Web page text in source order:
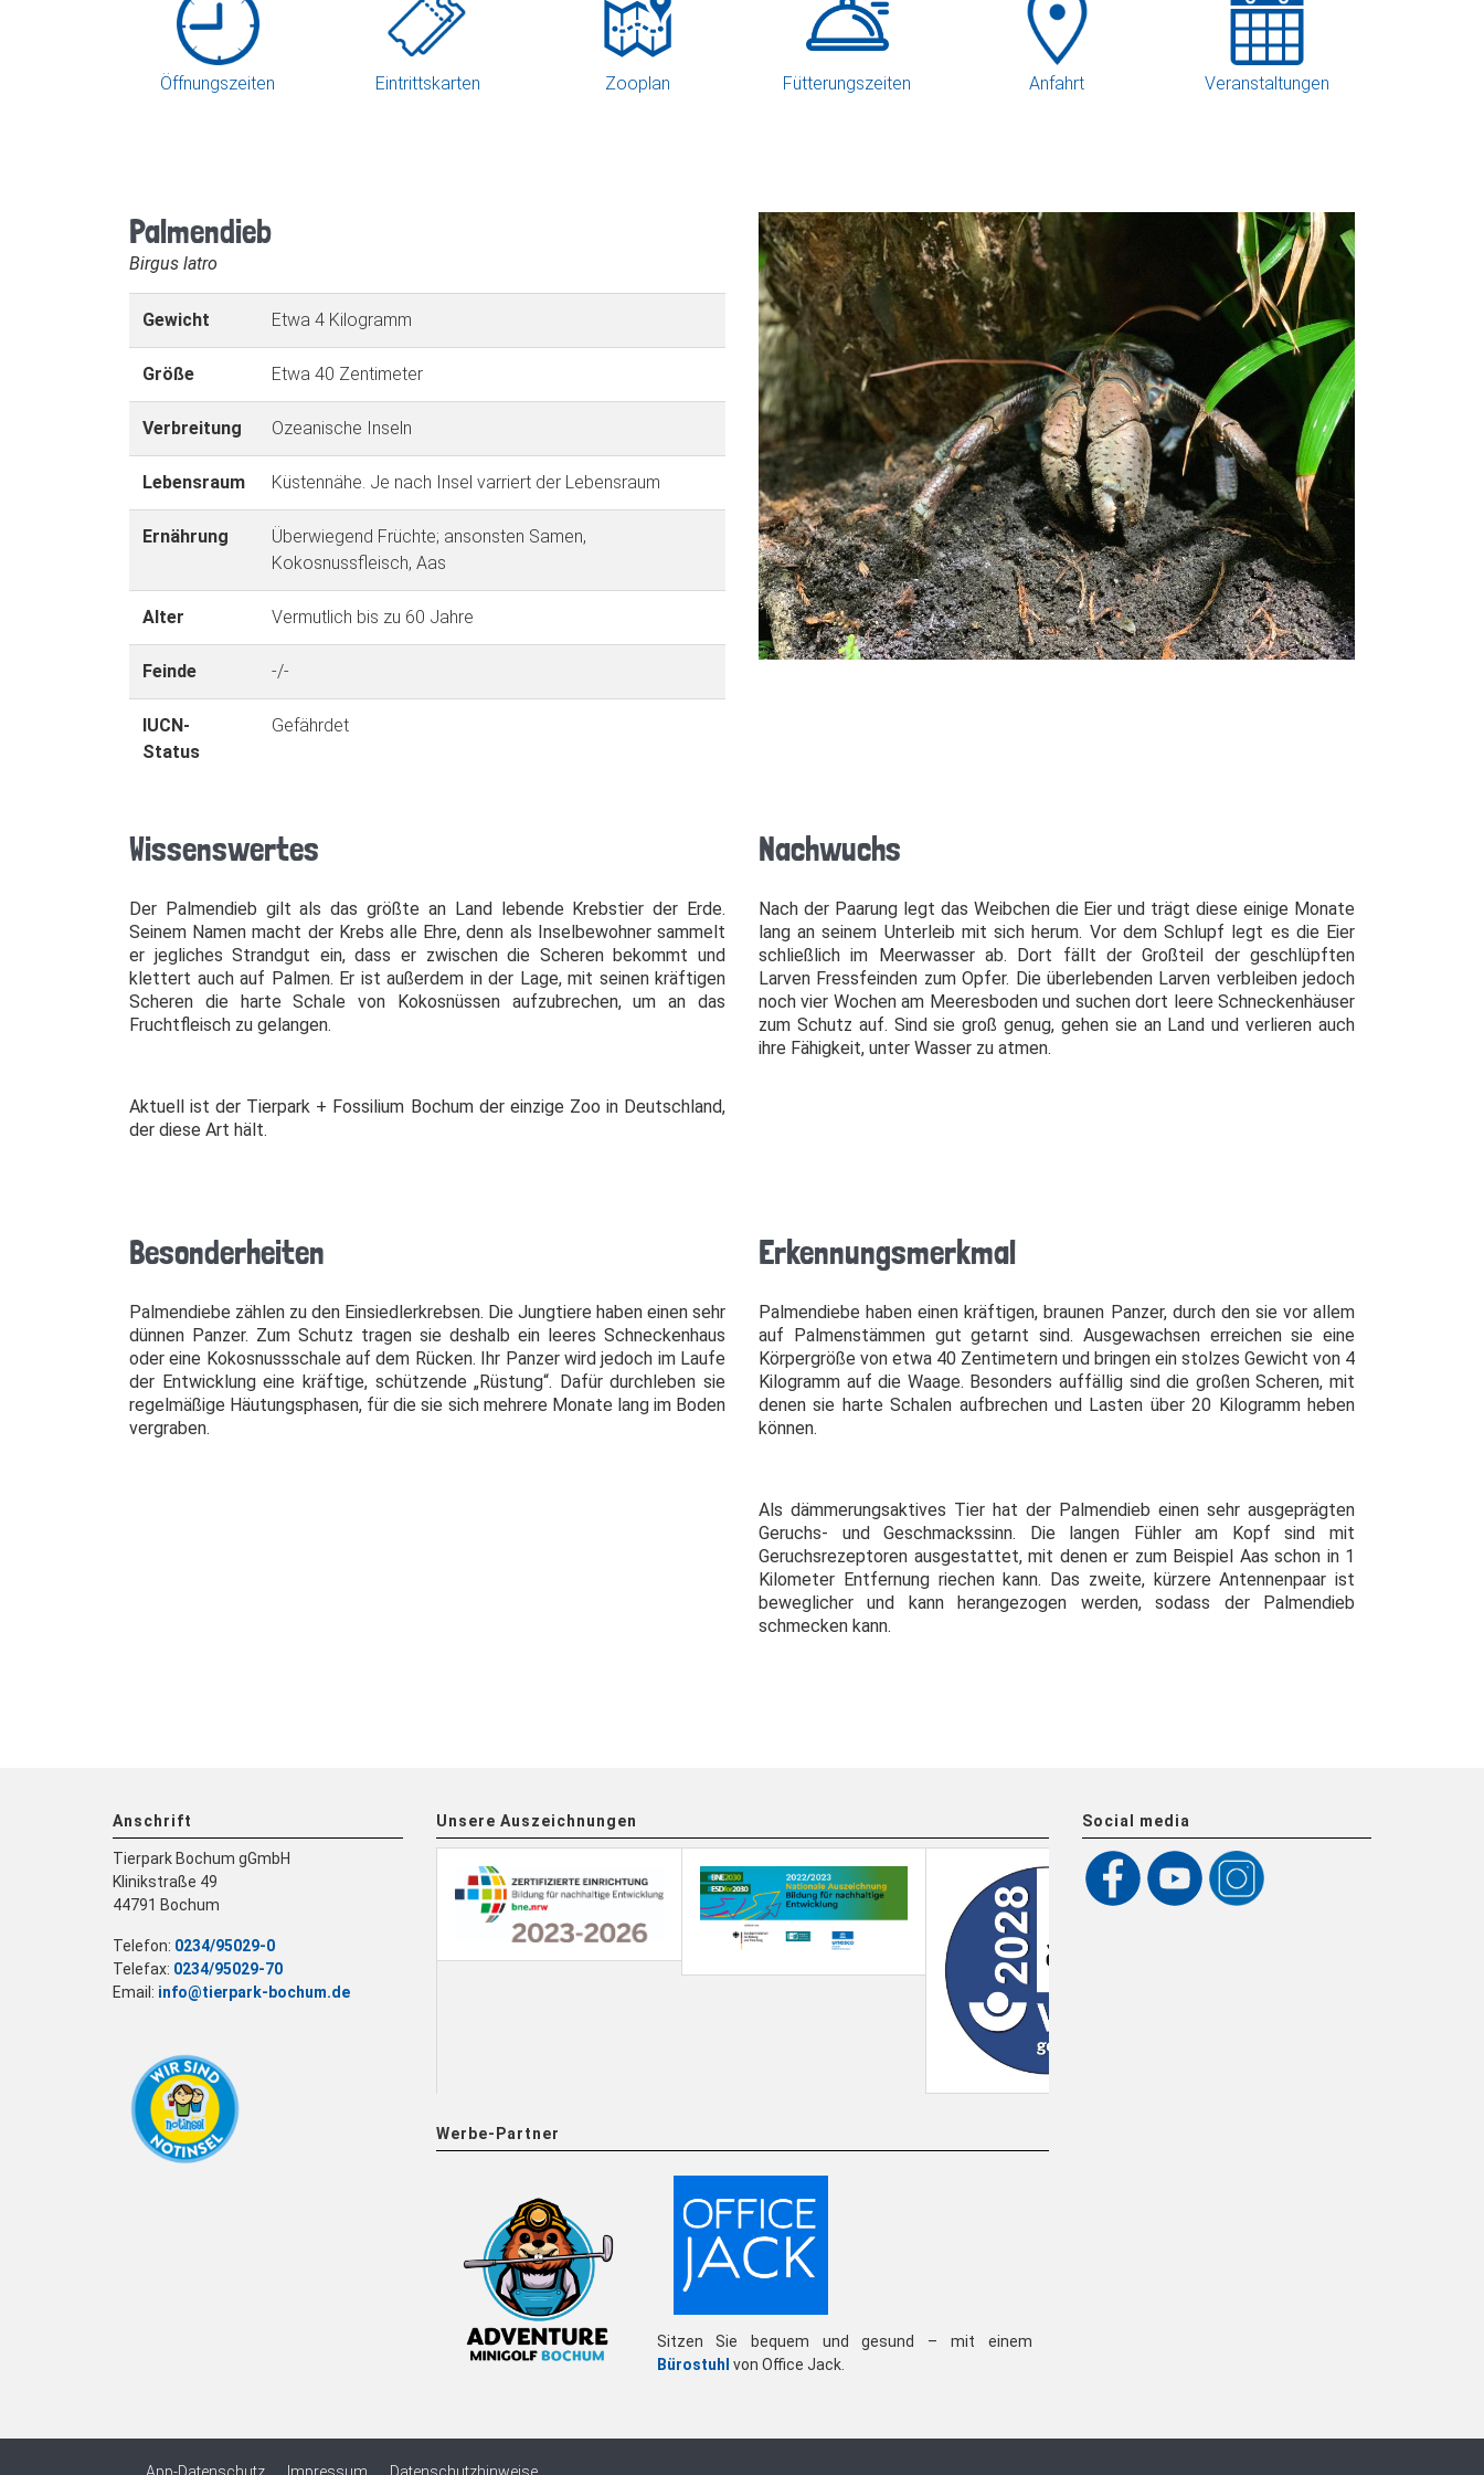
Öffnungszeiten Eintrittskarten Zooplan Fütterungszeiten Anfahrt Veranstaltungen
Palmendieb
Birgus latro
Gewicht Etwa 4 Kilogramm
Größe Etwa 40 Zentimeter
Verbreitung Ozeanische Inseln
Lebensraum Küstennähe. Je nach Insel varriert der Lebensraum
Ernährung
Überwiegend Früchte; ansonsten Samen,
Kokosnussfleisch, Aas
Alter Vermutlich bis zu 60 Jahre
Feinde -/-
IUCN-
Status
Gefährdet
Wissenswertes
Der Palmendieb gilt als das größte an Land lebende Krebstier der Erde.
Seinem Namen macht der Krebs alle Ehre, denn als Inselbewohner sammelt
er jegliches Strandgut ein, dass er zwischen die Scheren bekommt und
klettert auch auf Palmen. Er ist außerdem in der Lage, mit seinen kräftigen
Scheren die harte Schale von Kokosnüssen aufzubrechen, um an das
Fruchtfleisch zu gelangen.
Aktuell ist der Tierpark + Fossilium Bochum der einzige Zoo in Deutschland,
der diese Art hält.
Nachwuchs
Nach der Paarung legt das Weibchen die Eier und trägt diese einige Monate
lang an seinem Unterleib mit sich herum. Vor dem Schlupf legt es die Eier
schließlich im Meerwasser ab. Dort fällt der Großteil der geschlüpften
Larven Fressfeinden zum Opfer. Die überlebenden Larven verbleiben jedoch
noch vier Wochen am Meeresboden und suchen dort leere Schneckenhäuser
zum Schutz auf. Sind sie groß genug, gehen sie an Land und verlieren auch
ihre Fähigkeit, unter Wasser zu atmen.
Besonderheiten
Palmendiebe zählen zu den Einsiedlerkrebsen. Die Jungtiere haben einen sehr
dünnen Panzer. Zum Schutz tragen sie deshalb ein leeres Schneckenhaus
oder eine Kokosnussschale auf dem Rücken. Ihr Panzer wird jedoch im Laufe
der Entwicklung eine kräftige, schützende „Rüstung“. Dafür durchleben sie
regelmäßige Häutungsphasen, für die sie sich mehrere Monate lang im Boden
vergraben.
Erkennungsmerkmal
Palmendiebe haben einen kräftigen, braunen Panzer, durch den sie vor allem
auf Palmenstämmen gut getarnt sind. Ausgewachsen erreichen sie eine
Körpergröße von etwa 40 Zentimetern und bringen ein stolzes Gewicht von 4
Kilogramm auf die Waage. Besonders auffällig sind die großen Scheren, mit
denen sie harte Schalen aufbrechen und Lasten über 20 Kilogramm heben
können.
Als dämmerungsaktives Tier hat der Palmendieb einen sehr ausgeprägten
Geruchs- und Geschmackssinn. Die langen Fühler am Kopf sind mit
Geruchsrezeptoren ausgestattet, mit denen er zum Beispiel Aas schon in 1
Kilometer Entfernung riechen kann. Das zweite, kürzere Antennenpaar ist
beweglicher und kann herangezogen werden, sodass der Palmendieb
schmecken kann.
Anschrift
Tierpark Bochum gGmbH
Klinikstraße 49
44791 Bochum
Telefon: 0234/95029-0
Telefax: 0234/95029-70
Email: info@tierpark-bochum.de
Unsere Auszeichnungen
Werbe-Partner
Sitzen Sie bequem und gesund – mit einem
Bürostuhl von Office Jack.
Social media